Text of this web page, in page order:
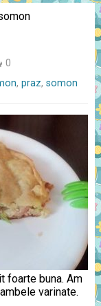
0
, praz, somon
foarte buna. Am
varinate.